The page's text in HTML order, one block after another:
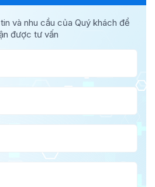
và nhu cầu của Quý khách để
được tư vấn